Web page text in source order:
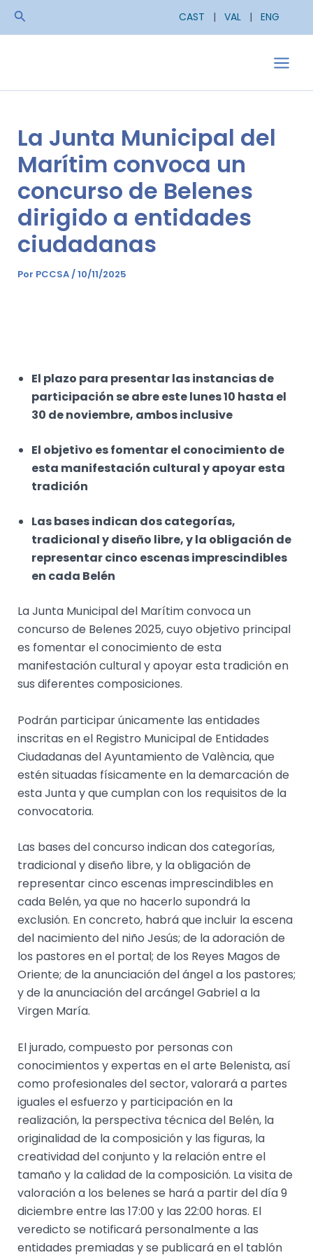
Buscar CAST | VAL | ENG
Main
La Junta Municipal del
Marítim convoca un
concurso de Belenes
dirigido a entidades
ciudadanas
Por PCCSA/10/11/2025
El plazo para presentar las instancias de
participación se abre este lunes 10 hasta el
30 de noviembre, ambos inclusive
El objetivo es fomentar el conocimiento de
esta manifestación cultural y apoyar esta
tradición
Las bases indican dos categorías,
tradicional y diseño libre, y la obligación de
representar cinco escenas imprescindibles
en cada Belén
La Junta Municipal del Marítim convoca un
concurso de Belenes 2025, cuyo objetivo principal
es fomentar el conocimiento de esta
manifestación cultural y apoyar esta tradición en
sus diferentes composiciones.
Podrán participar únicamente las entidades
inscritas en el Registro Municipal de Entidades
Ciudadanas del Ayuntamiento de València, que
estén situadas físicamente en la demarcación de
esta Junta y que cumplan con los requisitos de la
convocatoria.
Las bases del concurso indican dos categorías,
tradicional y diseño libre, y la obligación de
representar cinco escenas imprescindibles en
cada Belén, ya que no hacerlo supondrá la
exclusión. En concreto, habrá que incluir la escena
del nacimiento del niño Jesús; de la adoración de
los pastores en el portal; de los Reyes Magos de
Oriente; de la anunciación del ángel a los pastores;
y de la anunciación del arcángel Gabriel a la
Virgen María.
El jurado, compuesto por personas con
conocimientos y expertas en el arte Belenista, así
como profesionales del sector, valorará a partes
iguales el esfuerzo y participación en la
realización, la perspectiva técnica del Belén, la
originalidad de la composición y las figuras, la
creatividad del conjunto y la relación entre el
tamaño y la calidad de la composición. La visita de
valoración a los belenes se hará a partir del día 9
diciembre entre las 17:00 y las 22:00 horas. El
veredicto se notificará personalmente a las
entidades premiadas y se publicará en el tablón